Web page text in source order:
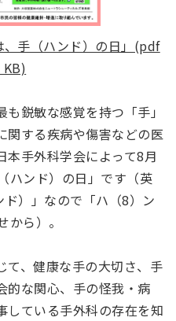
手（ハンド）の日」(pdf
鋭敏な感覚を持つ「手」
関する疾病や傷害などの医
本手外科学会によって8月
ハンド）の日」です（英
）」なので「ハ（8）ン
ら）。
て、健康な手の大切さ、手
的な関心、手の怪我・病
している手外科の存在を知